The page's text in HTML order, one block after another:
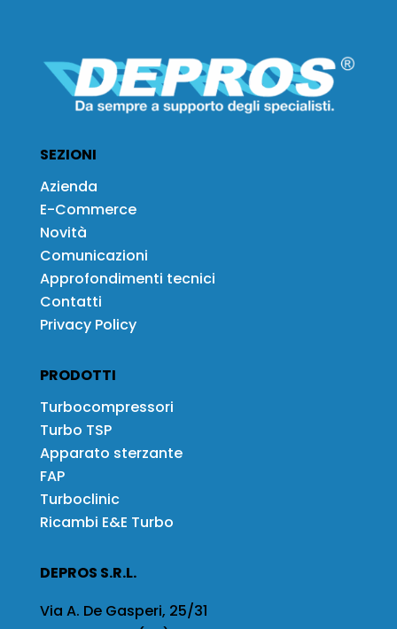
SEZIONI
Azienda
E-Commerce
Novità
Comunicazioni
Approfondimenti tecnici
Contatti
Privacy Policy
PRODOTTI
Turbocompressori
Turbo TSP
Apparato sterzante
FAP
Turboclinic
Ricambi E&E Turbo
DEPROS S.R.L.
Via A. De Gasperi, 25/31